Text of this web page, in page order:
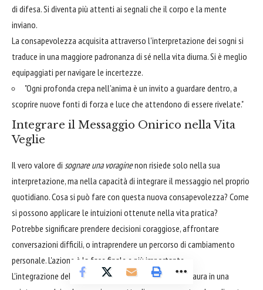
di difesa. Si diventa più attenti ai segnali che il corpo e la mente
inviano.
La consapevolezza acquisita attraverso l'interpretazione dei sogni si
traduce in una maggiore padronanza di sé nella vita diurna. Si è meglio
equipaggiati per navigare le incertezze.
"Ogni profonda crepa nell'anima è un invito a guardare dentro, a
scoprire nuove fonti di forza e luce che attendono di essere rivelate."
Integrare il Messaggio Onirico nella Vita
Veglie
Il vero valore di sognare una voraginenon risiede solo nella sua
interpretazione, ma nella capacità di integrare il messaggio nel proprio
quotidiano. Cosa si può fare con questa nuova consapevolezza? Come
si possono applicare le intuizioni ottenute nella vita pratica?
Potrebbe significare prendere decisioni coraggiose, affrontare
conversazioni difficili, o intraprendere un percorso di cambiamento
personale. L'azione è la fase finale e più importante.
L'integrazione del sogno permette di trasformare la paura in una